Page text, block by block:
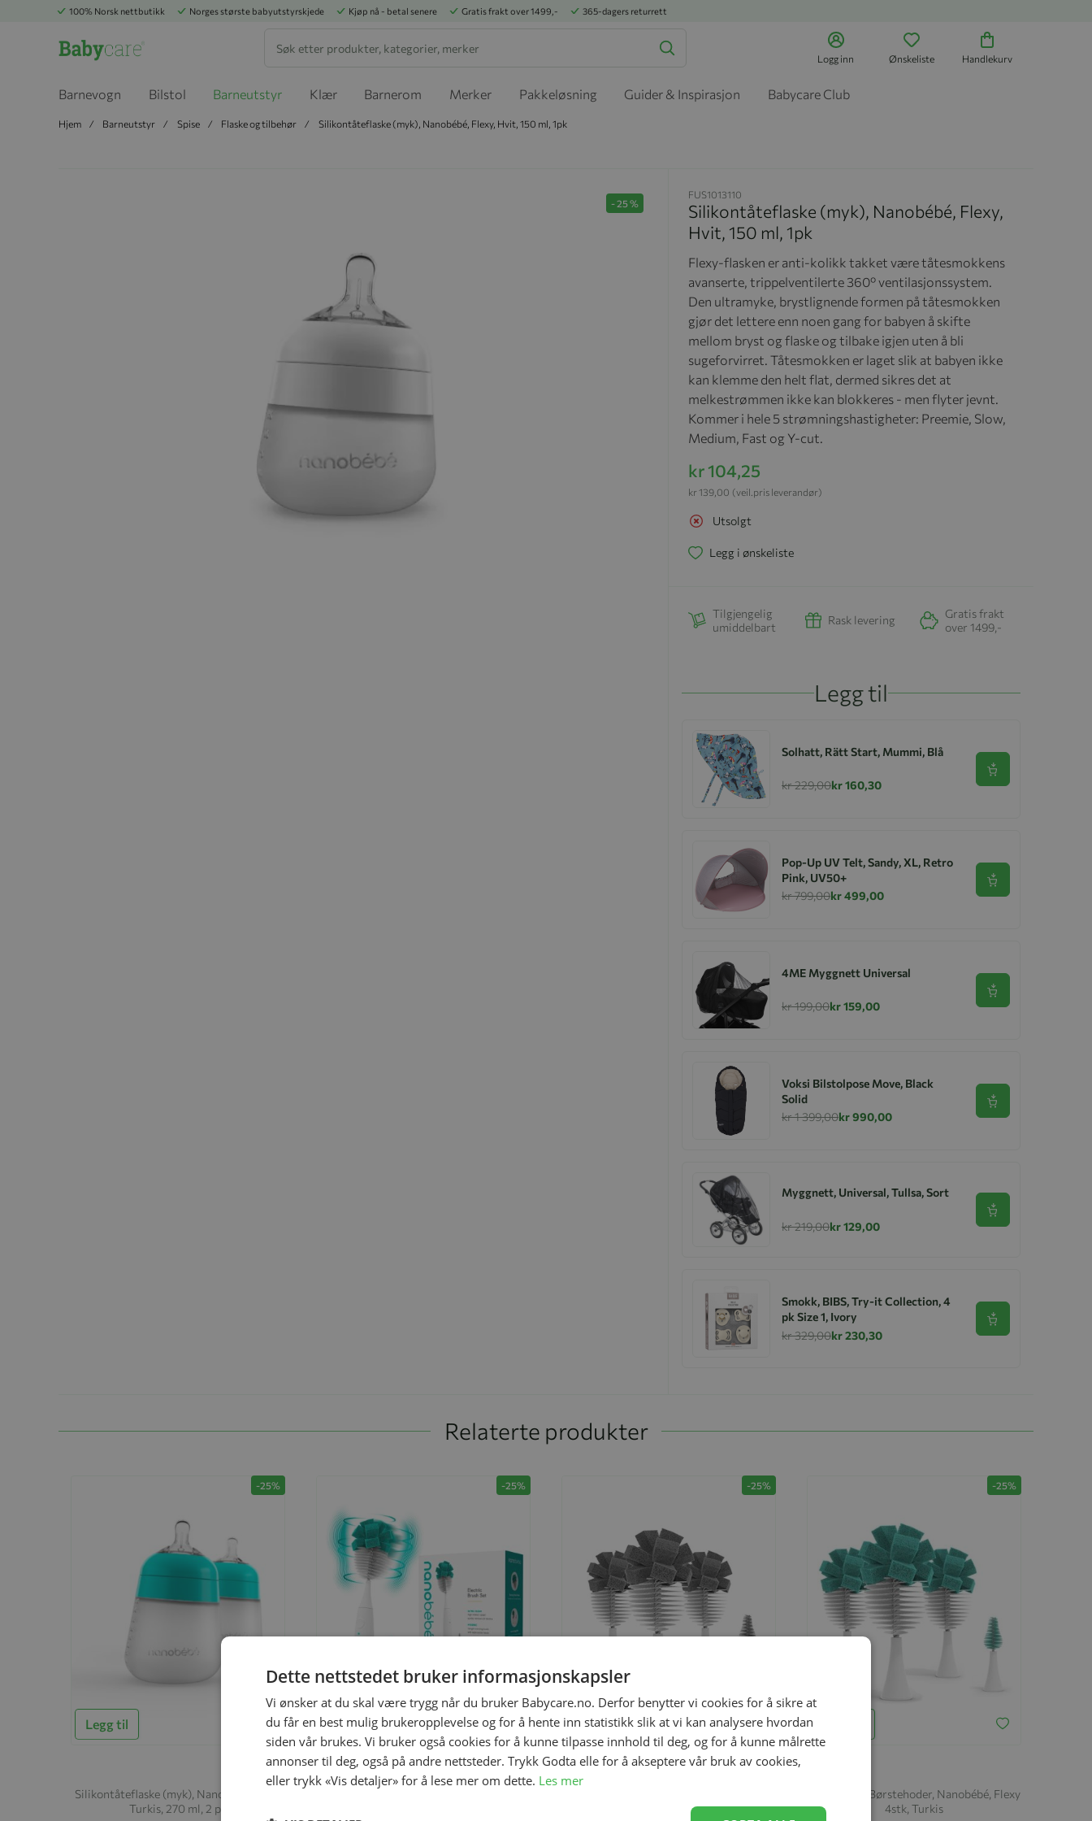
100% Norsk nettbutikk Norges største babyutstyrskjede Kjøp nå - betal senere Gratis frakt over 1499,- 365-dagers returrett
Logg inn Ønskeliste Handlekurv
Barnevogn Bilstol Barneutstyr Klær Barnerom Merker Pakkeløsning Guider & Inspirasjon Babycare Club
Hjem Barneutstyr Spise Flaske og tilbehør Silikontåteflaske (myk), Nanobébé, Flexy, Hvit, 150 ml, 1pk
-25%
FUS1013110
Silikontåteflaske (myk), Nanobébé, Flexy,
Hvit, 150 ml, 1pk
Flexy-flasken er anti-kolikk takket være tåtesmokkens
avanserte, trippelventilerte 360º ventilasjonssystem.
Den ultramyke, brystlignende formen på tåtesmokken
gjør det lettere enn noen gang for babyen å skifte
mellom bryst og flaske og tilbake igjen uten å bli
sugeforvirret. Tåtesmokken er laget slik at babyen ikke
kan klemme den helt flat, dermed sikres det at
melkestrømmen ikke kan blokkeres - men flyter jevnt.
Kommer i hele 5 strømningshastigheter: Preemie, Slow,
Medium, Fast og Y-cut.
kr 104,25
(veil.pris leverandør)
kr 139,00
Utsolgt
Legg i ønskeliste
Tilgjengelig
umiddelbart
Rask levering
Gratis frakt
over 1499,-
Legg til
Solhatt, Rätt Start, Mummi, Blå
kr 229,00kr 160,30
Se produkt
Pop-Up UV Telt, Sandy, XL, Retro
Pink, UV50+
kr 799,00kr 499,00
Se produkt
4ME Myggnett Universal
kr 199,00kr 159,00
Se produkt
Voksi Bilstolpose Move, Black
Solid
kr 1 399,00kr 990,00
Se produkt
Myggnett, Universal, Tullsa, Sort
kr 219,00kr 129,00
Se produkt
Smokk, BIBS, Try-it Collection, 4
pk Size 1, Ivory
kr 329,00kr 230,30
Se produkt
Relaterte produkter
-25%
Legg til
Silikontåteflaske (myk), Nanobébé, Flexy,
Turkis, 270 ml, 2 pk
-25%
Legg til
-25%
Legg til
4stk, Grå
-25%
Utbyttbare Børstehoder, Nanobébé, Flexy
4stk, Turkis
Dette nettstedet bruker informasjonskapsler
Vi ønsker at du skal være trygg når du bruker Babycare.no. Derfor benytter vi cookies for å sikre at
du får en best mulig brukeropplevelse og for å hente inn statistikk slik at vi kan analysere hvordan
siden vår brukes. Vi bruker også cookies for å kunne tilpasse innhold til deg, og for å kunne målrette
annonser til deg, også på andre nettsteder. Trykk Godta elle for å akseptere vår bruk av cookies,
eller trykk «Vis detaljer» for å lese mer om dette. Les mer